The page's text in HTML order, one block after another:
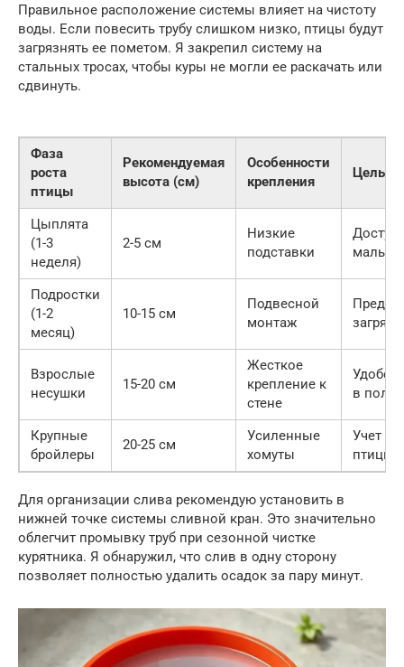
Правильное расположение системы влияет на чистоту
воды. Если повесить трубу слишком низко, птицы будут
загрязнять ее пометом. Я закрепил систему на
стальных тросах, чтобы куры не могли ее раскачать или
сдвинуть.
Фаза
роста
птицы
Рекомендуемая
высота (см)
Особенности
крепления
Цель
Цыплята
(1-3
неделя)
2-5 см
Низкие
подставки
Подростки
(1-2
месяц)
10-15 см
Подвесной
монтаж
Взрослые
несушки
15-20 см
Жесткое
крепление к
стене
в
Крупные
бройлеры
20-25 см
Усиленные
хомуты
Учет
птицы
Для организации слива рекомендую установить в
нижней точке системы сливной кран. Это значительно
облегчит промывку труб при сезонной чистке
курятника. Я обнаружил, что слив в одну сторону
позволяет полностью удалить осадок за пару минут.